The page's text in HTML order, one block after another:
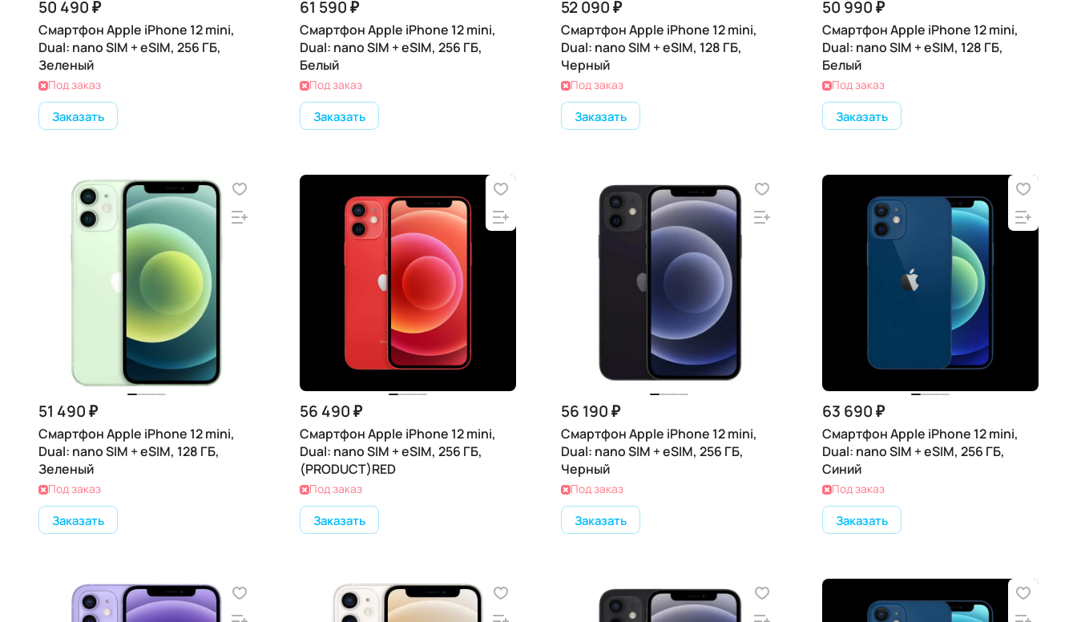
50 490 ₽
Смартфон Apple iPhone 12 mini,
Dual: nano SIM + eSIM, 256 ГБ,
Зеленый
Под заказ
Заказать
61 590 ₽
Смартфон Apple iPhone 12 mini,
Dual: nano SIM + eSIM, 256 ГБ,
Белый
Под заказ
Заказать
52 090 ₽
Смартфон Apple iPhone 12 mini,
Dual: nano SIM + eSIM, 128 ГБ,
Черный
Под заказ
Заказать
50 990 ₽
Смартфон Apple iPhone 12 mini,
Dual: nano SIM + eSIM, 128 ГБ,
Белый
Под заказ
Заказать
51 490 ₽
Смартфон Apple iPhone 12 mini,
Dual: nano SIM + eSIM, 128 ГБ,
Зеленый
Под заказ
Заказать
56 490 ₽
Смартфон Apple iPhone 12 mini,
Dual: nano SIM + eSIM, 256 ГБ,
(PRODUCT)RED
Под заказ
Заказать
56 190 ₽
Смартфон Apple iPhone 12 mini,
Dual: nano SIM + eSIM, 256 ГБ,
Черный
Под заказ
Заказать
63 690 ₽
Смартфон Apple iPhone 12 mini,
Dual: nano SIM + eSIM, 256 ГБ,
Синий
Под заказ
Заказать